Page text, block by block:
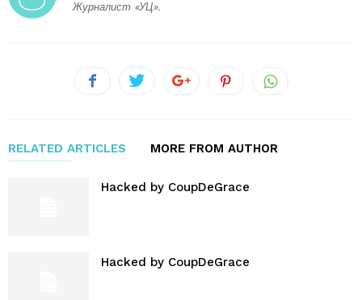
Журналист «УЦ».
RELATED ARTICLES MORE FROM AUTHOR
Hacked by CoupDeGrace
Hacked by CoupDeGrace